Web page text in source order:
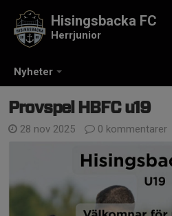
Nyheter
Hisingsbacka FC
Herrjunior
Provspel HBFC u19
28 nov 2025 0 kommentarer